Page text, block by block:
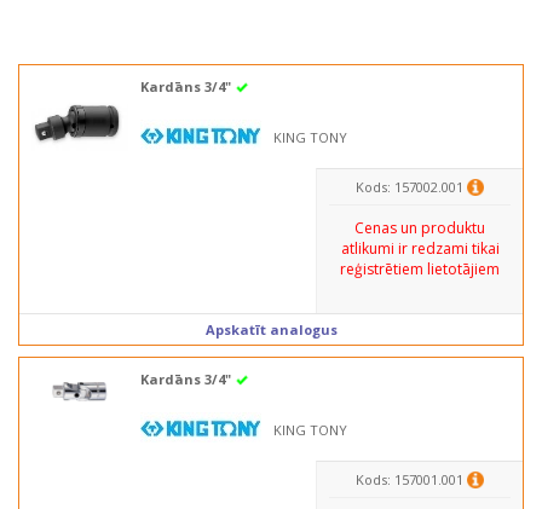
Kardāns 3/4"
KING TONY
Kods: 157002.001
Cenas un produktu
atlikumi ir redzami tikai
reģistrētiem lietotājiem
Apskatīt analogus
Kardāns 3/4"
KING TONY
Kods: 157001.001